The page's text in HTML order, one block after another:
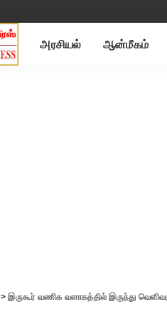
அரசியல் ஆன்மீகம்
>இருகூர் வணிக வளாகத்தில் இருந்து